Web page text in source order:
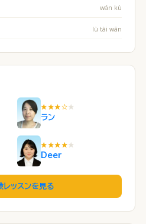
wán kù
lù tài wān
★★★☆ ★
ラン
★★★★ ★
Deer
レッスンを見る